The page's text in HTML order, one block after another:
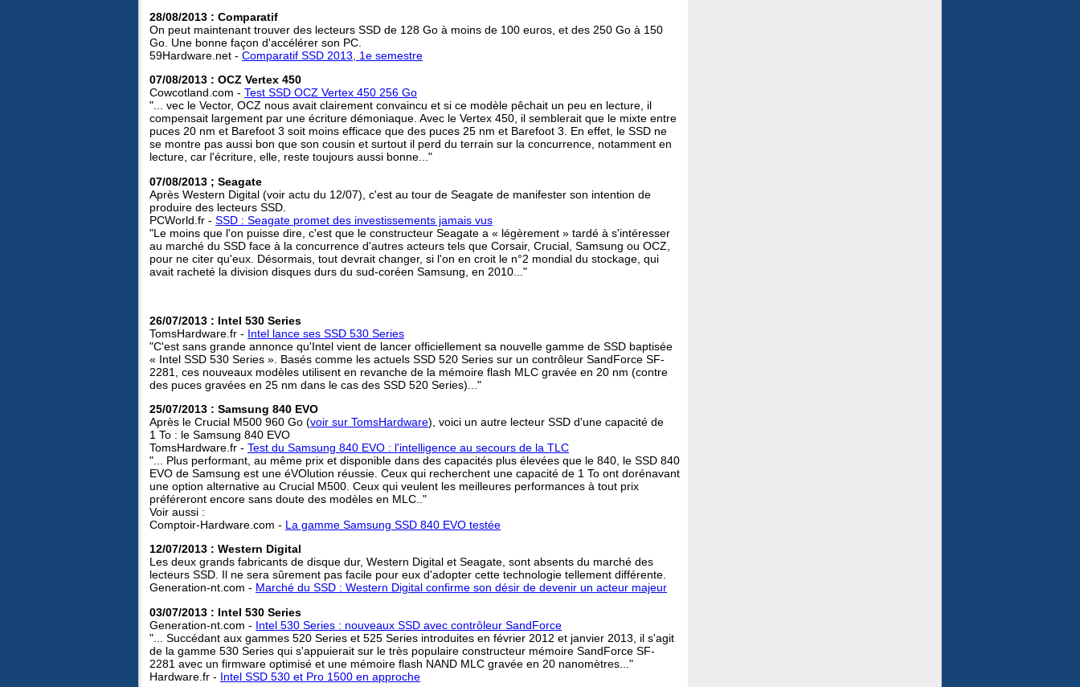
28/08/2013 : Comparatif
On peut maintenant trouver des lecteurs SSD de 128 Go à moins de 100 euros, et des 250 Go à 150
Go. Une bonne façon d'accélérer son PC.
59Hardware.net - Comparatif SSD 2013, 1e semestre
07/08/2013 : OCZ Vertex 450
Cowcotland.com - Test SSD OCZ Vertex 450 256 Go
"... vec le Vector, OCZ nous avait clairement convaincu et si ce modèle pêchait un peu en lecture, il
compensait largement par une écriture démoniaque. Avec le Vertex 450, il semblerait que le mixte entre
puces 20 nm et Barefoot 3 soit moins efficace que des puces 25 nm et Barefoot 3. En effet, le SSD ne
se montre pas aussi bon que son cousin et surtout il perd du terrain sur la concurrence, notamment en
lecture, car l'écriture, elle, reste toujours aussi bonne..."
07/08/2013 ; Seagate
Après Western Digital (voir actu du 12/07), c'est au tour de Seagate de manifester son intention de
produire des lecteurs SSD.
PCWorld.fr - SSD : Seagate promet des investissements jamais vus
"Le moins que l'on puisse dire, c'est que le constructeur Seagate a « légèrement » tardé à s'intéresser
au marché du SSD face à la concurrence d'autres acteurs tels que Corsair, Crucial, Samsung ou OCZ,
pour ne citer qu'eux. Désormais, tout devrait changer, si l'on en croit le n°2 mondial du stockage, qui
avait racheté la division disques durs du sud-coréen Samsung, en 2010..."
26/07/2013 : Intel 530 Series
TomsHardware.fr - Intel lance ses SSD 530 Series
"C'est sans grande annonce qu'Intel vient de lancer officiellement sa nouvelle gamme de SSD baptisée
« Intel SSD 530 Series ». Basés comme les actuels SSD 520 Series sur un contrôleur SandForce SF-
2281, ces nouveaux modèles utilisent en revanche de la mémoire flash MLC gravée en 20 nm (contre
des puces gravées en 25 nm dans le cas des SSD 520 Series)..."
25/07/2013 : Samsung 840 EVO
Après le Crucial M500 960 Go (voir sur TomsHardware), voici un autre lecteur SSD d'une capacité de
1 To : le Samsung 840 EVO
TomsHardware.fr - Test du Samsung 840 EVO : l'intelligence au secours de la TLC
"... Plus performant, au même prix et disponible dans des capacités plus élevées que le 840, le SSD 840
EVO de Samsung est une éVOlution réussie. Ceux qui recherchent une capacité de 1 To ont dorénavant
une option alternative au Crucial M500. Ceux qui veulent les meilleures performances à tout prix
préféreront encore sans doute des modèles en MLC.."
Voir aussi :
Comptoir-Hardware.com - La gamme Samsung SSD 840 EVO testée
12/07/2013 : Western Digital
Les deux grands fabricants de disque dur, Western Digital et Seagate, sont absents du marché des
lecteurs SSD. Il ne sera sûrement pas facile pour eux d'adopter cette technologie tellement différente.
Generation-nt.com - Marché du SSD : Western Digital confirme son désir de devenir un acteur majeur
03/07/2013 : Intel 530 Series
Generation-nt.com - Intel 530 Series : nouveaux SSD avec contrôleur SandForce
"... Succédant aux gammes 520 Series et 525 Series introduites en février 2012 et janvier 2013, il s'agit
de la gamme 530 Series qui s'appuierait sur le très populaire constructeur mémoire SandForce SF-
2281 avec un firmware optimisé et une mémoire flash NAND MLC gravée en 20 nanomètres..."
Hardware.fr - Intel SSD 530 et Pro 1500 en approche